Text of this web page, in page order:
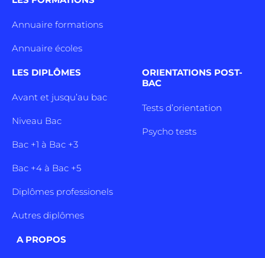
Annuaire formations
Annuaire écoles
LES DIPLÔMES
Avant et jusqu’au bac
Niveau Bac
Bac +1 à Bac +3
Bac +4 à Bac +5
Diplômes professionels
Autres diplômes
ORIENTATIONS POST-
BAC
Tests d’orientation
Psycho tests
A PROPOS